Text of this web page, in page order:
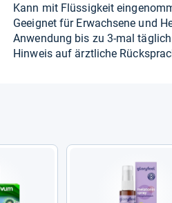
Kann mit Flüs­sig­keit
Geeig­net für Erwach­sene und
Anwen­dung bis zu 3-​mal
Hin­weis auf ärzt­li­che